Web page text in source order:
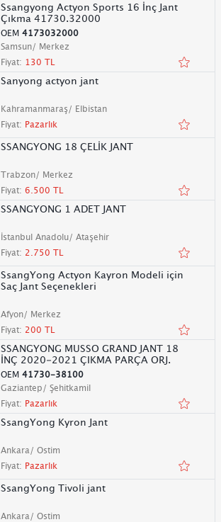
Ssangyong Actyon Sports 16 İnç Jant
Çıkma 41730.32000
OEM 4173032000
Samsun/ Merkez
Fiyat: 130 TL
Sanyong actyon jant
Kahramanmaraş/ Elbistan
Fiyat: Pazarlık
SSANGYONG 18 ÇELİK JANT
Trabzon/ Merkez
Fiyat: 6.500 TL
SSANGYONG 1 ADET JANT
İstanbul Anadolu/ Ataşehir
Fiyat: 2.750 TL
SsangYong Actyon Kayron Modeli için
Saç Jant Seçenekleri
Afyon/ Merkez
Fiyat: 200 TL
SSANGYONG MUSSO GRAND JANT 18
İNÇ 2020-2021 ÇIKMA PARÇA ORJ.
OEM 41730-38100
Gaziantep/ Şehitkamil
Fiyat: Pazarlık
SsangYong Kyron Jant
Ankara/ Ostim
Fiyat: Pazarlık
SsangYong Tivoli jant
Ankara/ Ostim